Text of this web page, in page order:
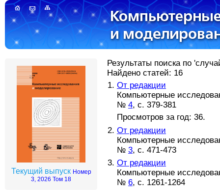
Текущий выпуск Номер
3, 2026 Том 18
Результаты поиска по
Найдено статей: 16
От редакции
Компьютерные
№ 4, с. 379-381
Просмотров за год: 36.
От редакции
Компьютерные
№ 3, с. 471-473
От редакции
Компьютерные
№ 6, с. 1261-1264